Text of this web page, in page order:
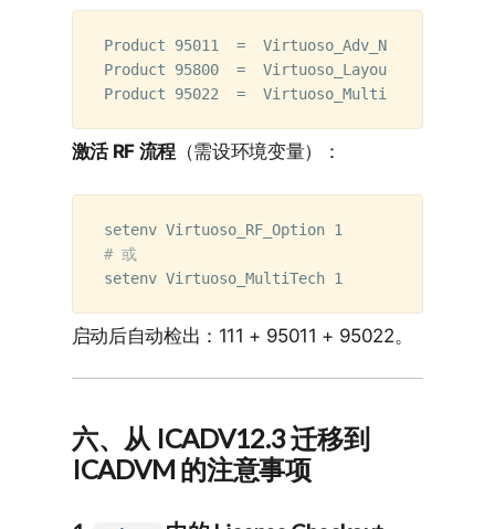
Product 95011  =
Product 95800  =  Virtuoso_Layout_Suite_EXL
激活 RF 流程（需设环境变量）：
# 或
启动后自动检出：111 + 95011 + 95022。
六、从 ICADV12.3 迁移到
ICADVM 的注意事项